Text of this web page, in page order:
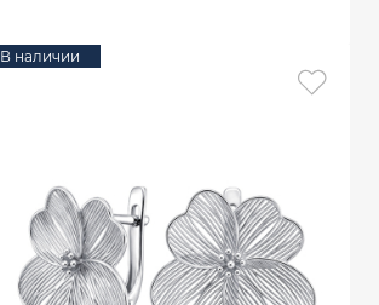
В наличии